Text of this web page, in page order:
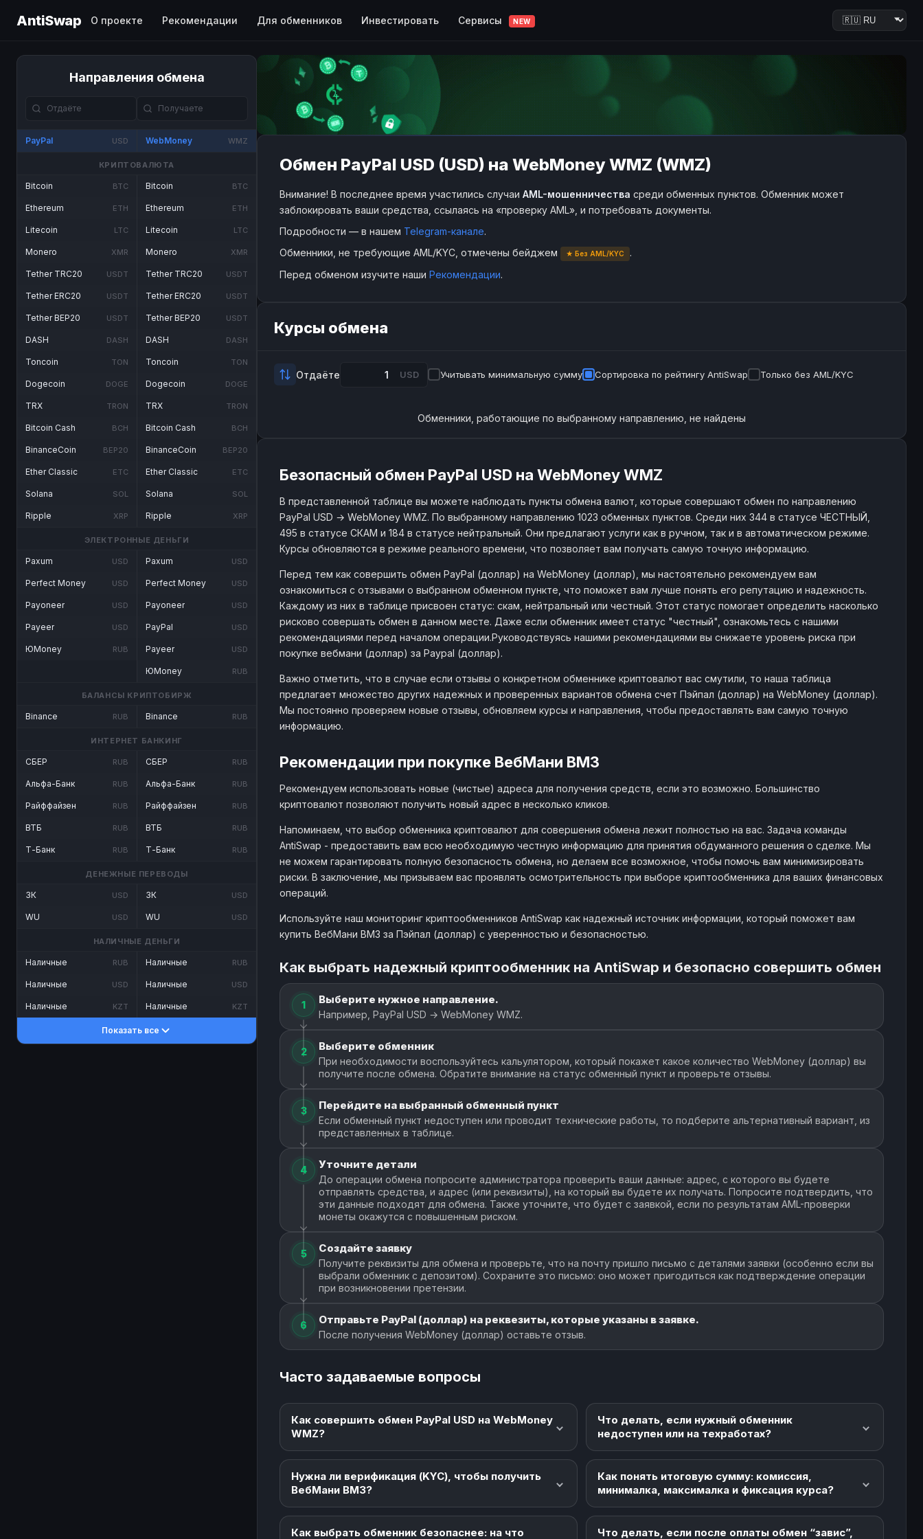
AntiSwap О проекте Рекомендации Для обменников Инвестировать Сервисы NEW
Направления обмена
PayPal USD WebMoney WMZ
КРИПТОВАЛЮТА
Bitcoin BTC
Ethereum ETH
Litecoin LTC
Monero XMR
Tether TRC20 USDT
Tether ERC20 USDT
Tether BEP20 USDT
DASH DASH
Toncoin TON
Dogecoin DOGE
TRX TRON
Bitcoin Cash BCH
BinanceCoin BEP20
Ether Classic ETC
Solana SOL
Ripple XRP
Bitcoin BTC
Ethereum ETH
Litecoin LTC
Monero XMR
Tether TRC20 USDT
Tether ERC20 USDT
Tether BEP20 USDT
DASH DASH
Toncoin TON
Dogecoin DOGE
TRX TRON
Bitcoin Cash BCH
BinanceCoin BEP20
Ether Classic ETC
Solana SOL
Ripple XRP
ЭЛЕКТРОННЫЕ ДЕНЬГИ
Paxum USD
Perfect Money USD
Payoneer USD
Payeer USD
ЮMoney RUB
Paxum USD
Perfect Money USD
Payoneer USD
PayPal USD
Payeer USD
ЮMoney RUB
БАЛАНСЫ КРИПТОБИРЖ
Binance RUB Binance RUB
ИНТЕРНЕТ БАНКИНГ
СБЕР RUB
Альфа-Банк RUB
Райффайзен RUB
ВТБ RUB
Т-Банк RUB
СБЕР RUB
Альфа-Банк RUB
Райффайзен RUB
ВТБ RUB
Т-Банк RUB
ДЕНЕЖНЫЕ ПЕРЕВОДЫ
ЗК USD
WU USD
ЗК USD
WU USD
НАЛИЧНЫЕ ДЕНЬГИ
Наличные RUB
Наличные USD
Наличные KZT
Наличные RUB
Наличные USD
Наличные KZT
Показать все
Обмен PayPal USD (USD) на WebMoney WMZ (WMZ)
Внимание! В последнее время участились случаи AML-мошенничества среди обменных пунктов. Обменник может
заблокировать ваши средства, ссылаясь на «проверку AML», и потребовать документы.
Подробности — в нашем Telegram-канале.
Обменники, не требующие AML/KYC, отмечены бейджем
★ Без AML/KYC
.
Перед обменом изучите наши Рекомендации.
Курсы обмена
Отдаёте USD Учитывать минимальную сумму Сортировка по рейтингу AntiSwap Только без AML/KYC
Обменники, работающие по выбранному направлению, не найдены
Безопасный обмен PayPal USD на WebMoney WMZ
В представленной таблице вы можете наблюдать пункты обмена валют, которые совершают обмен по направлению
PayPal USD → WebMoney WMZ. По выбранному направлению 1023 обменных пунктов. Среди них 344 в статусе ЧЕСТНЫЙ,
495 в статусе СКАМ и 184 в статусе нейтральный. Они предлагают услуги как в ручном, так и в автоматическом режиме.
Курсы обновляются в режиме реального времени, что позволяет вам получать самую точную информацию.
Перед тем как совершить обмен PayPal (доллар) на WebMoney (доллар), мы настоятельно рекомендуем вам
ознакомиться с отзывами о выбранном обменном пункте, что поможет вам лучше понять его репутацию и надежность.
Каждому из них в таблице присвоен статус: скам, нейтральный или честный. Этот статус помогает определить насколько
рисково совершать обмен в данном месте. Даже если обменник имеет статус "честный", ознакомьтесь с нашими
рекомендациями перед началом операции.Руководствуясь нашими рекомендациями вы снижаете уровень риска при
покупке вебмани (доллар) за Paypal (доллар).
Важно отметить, что в случае если отзывы о конкретном обменнике криптовалют вас смутили, то наша таблица
предлагает множество других надежных и проверенных вариантов обмена счет Пэйпал (доллар) на WebMoney (доллар).
Мы постоянно проверяем новые отзывы, обновляем курсы и направления, чтобы предоставлять вам самую точную
информацию.
Рекомендации при покупке ВебМани ВМЗ
Рекомендуем использовать новые (чистые) адреса для получения средств, если это возможно. Большинство
криптовалют позволяют получить новый адрес в несколько кликов.
Напоминаем, что выбор обменника криптовалют для совершения обмена лежит полностью на вас. Задача команды
AntiSwap - предоставить вам всю необходимую честную информацию для принятия обдуманного решения о сделке. Мы
не можем гарантировать полную безопасность обмена, но делаем все возможное, чтобы помочь вам минимизировать
риски. В заключение, мы призываем вас проявлять осмотрительность при выборе криптообменника для ваших финансовых
операций.
Используйте наш мониторинг криптообменников AntiSwap как надежный источник информации, который поможет вам
купить ВебМани ВМЗ за Пэйпал (доллар) с уверенностью и безопасностью.
Как выбрать надежный криптообменник на AntiSwap и безопасно совершить обмен
1 Выберите нужное направление.
Например, PayPal USD → WebMoney WMZ.
2 Выберите обменник
При необходимости воспользуйтесь кальулятором, который покажет какое количество WebMoney (доллар) вы
получите после обмена. Обратите внимание на статус обменный пункт и проверьте отзывы.
3 Перейдите на выбранный обменный пункт
Если обменный пункт недоступен или проводит технические работы, то подберите альтернативный вариант, из
представленных в таблице.
4 Уточните детали
До операции обмена попросите администратора проверить ваши данные: адрес, с которого вы будете
отправлять средства, и адрес (или реквизиты), на который вы будете их получать. Попросите подтвердить, что
эти данные подходят для обмена. Также уточните, что будет с заявкой, если по результатам AML-проверки
монеты окажутся с повышенным риском.
5 Создайте заявку
Получите реквизиты для обмена и проверьте, что на почту пришло письмо с деталями заявки (особенно если вы
выбрали обменник с депозитом). Сохраните это письмо: оно может пригодиться как подтверждение операции
при возникновении претензии.
6 Отправьте PayPal (доллар) на реквезиты, которые указаны в заявке.
После получения WebMoney (доллар) оставьте отзыв.
Часто задаваемые вопросы
Как совершить обмен PayPal USD на WebMoney
WMZ?
Что делать, если нужный обменник
недоступен или на техработах?
Нужна ли верификация (KYC), чтобы получить
ВебМани ВМЗ?
Как понять итоговую сумму: комиссия,
минималка, максималка и фиксация курса?
Как выбрать обменник безопаснее: на что Что делать, если после оплаты обмен “завис”,